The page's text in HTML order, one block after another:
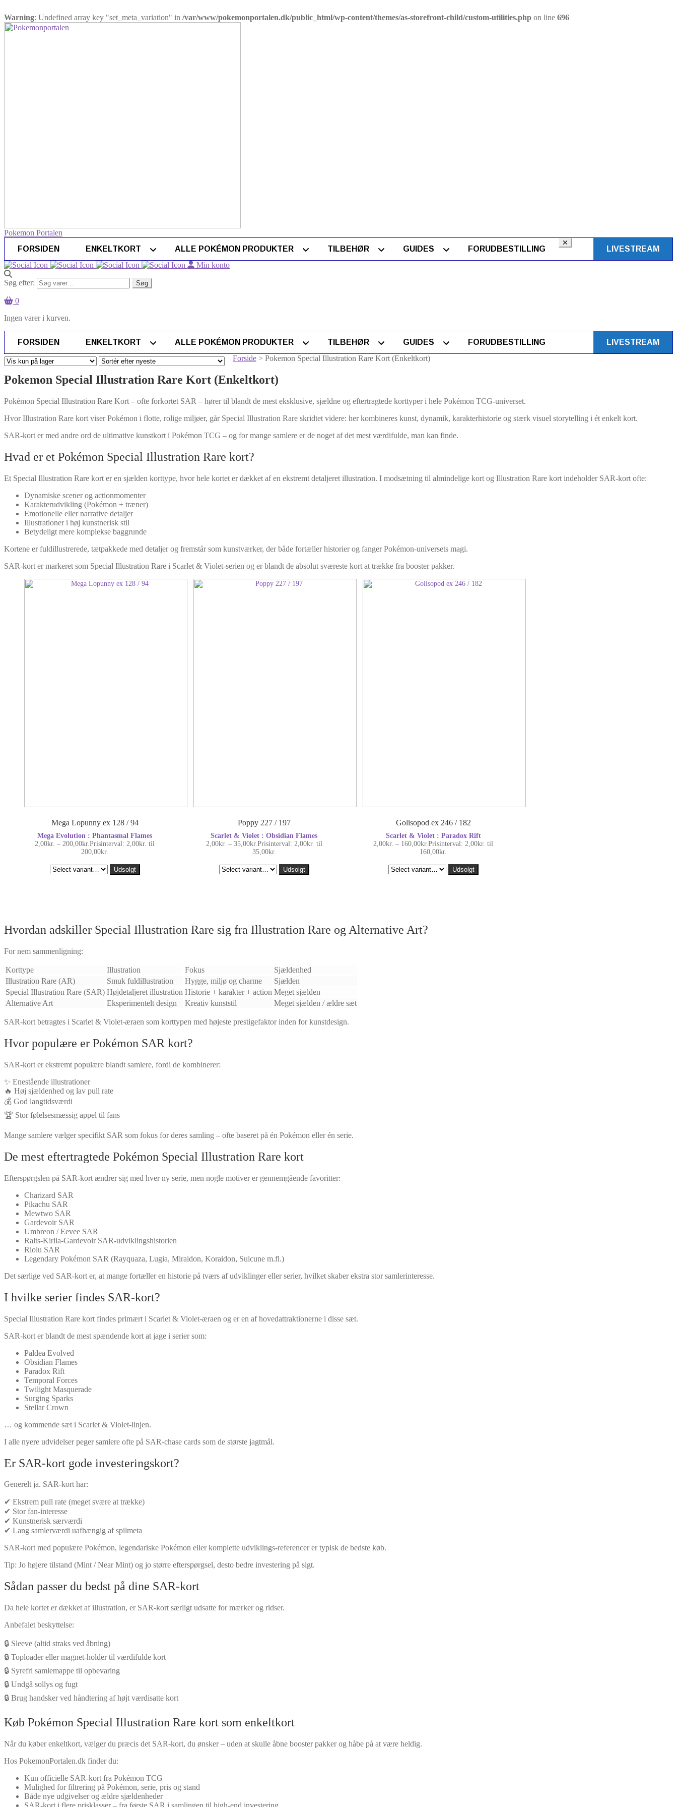
Warning: Undefined array key "set_meta_variation" in /var/www/pokemonportalen.dk/public_html/wp-content/themes/as-storefront-child/custom-utilities.php on line 696
Pokemon Portalen
FORSIDEN
ENKELTKORT ALLE POKÉMON PRODUKTER TILBEHØR GUIDES FORUDBESTILLING
LIVESTREAM
Min konto
Søg efter: Søg
0
Ingen varer i kurven.
FORSIDEN ENKELTKORT ALLE POKÉMON PRODUKTER TILBEHØR GUIDES FORUDBESTILLING
LIVESTREAM
Forside > Pokemon Special Illustration Rare Kort (Enkeltkort)
Pokemon Special Illustration Rare Kort (Enkeltkort)
Pokémon Special Illustration Rare Kort – ofte forkortet SAR – hører til blandt de mest eksklusive, sjældne og eftertragtede korttyper i hele Pokémon TCG-universet.
Hvor Illustration Rare kort viser Pokémon i flotte, rolige miljøer, går Special Illustration Rare skridtet videre: her kombineres kunst, dynamik, karakterhistorie og stærk visuel storytelling i ét enkelt kort.
SAR-kort er med andre ord de ultimative kunstkort i Pokémon TCG – og for mange samlere er de noget af det mest værdifulde, man kan finde.
Hvad er et Pokémon Special Illustration Rare kort?
Et Special Illustration Rare kort er en sjælden korttype, hvor hele kortet er dækket af en ekstremt detaljeret illustration. I modsætning til almindelige kort og Illustration Rare kort indeholder SAR-kort ofte:
Dynamiske scener og actionmomenter
Karakterudvikling (Pokémon + træner)
Emotionelle eller narrative detaljer
Illustrationer i høj kunstnerisk stil
Betydeligt mere komplekse baggrunde
Kortene er fuldillustrerede, tætpakkede med detaljer og fremstår som kunstværker, der både fortæller historier og fanger Pokémon-universets magi.
SAR-kort er markeret som Special Illustration Rare i Scarlet & Violet-serien og er blandt de absolut sværeste kort at trække fra booster pakker.
Mega Lopunny ex 128 / 94
Mega Evolution : Phantasmal Flames
2,00kr. – 200,00kr. Prisinterval: 2,00kr. til
200,00kr.
Udsolgt
Poppy 227 / 197
Scarlet & Violet : Obsidian Flames
2,00kr. – 35,00kr. Prisinterval: 2,00kr. til
35,00kr.
Udsolgt
Golisopod ex 246 / 182
Scarlet & Violet : Paradox Rift
2,00kr. – 160,00kr. Prisinterval: 2,00kr. til
160,00kr.
Udsolgt
Hvordan adskiller Special Illustration Rare sig fra Illustration Rare og Alternative Art?
For nem sammenligning:
Korttype Illustration Fokus
Sjældenhed
Illustration Rare (AR)
Smuk fuldillustration Hygge, miljø og charme
Sjælden
Special Illustration Rare (SAR) Højdetaljeret illustration Historie + karakter + action Meget sjælden
Alternative Art
Eksperimentelt design Kreativ kunststil Meget sjælden / ældre sæt
SAR-kort betragtes i Scarlet & Violet-æraen som korttypen med højeste prestigefaktor inden for kunstdesign.
Hvor populære er Pokémon SAR kort?
SAR-kort er ekstremt populære blandt samlere, fordi de kombinerer:
✨ Enestående illustrationer
🔥 Høj sjældenhed og lav pull rate
💰 God langtidsværdi
🏆 Stor følelsesmæssig appel til fans
Mange samlere vælger specifikt SAR som fokus for deres samling – ofte baseret på én Pokémon eller én serie.
De mest eftertragtede Pokémon Special Illustration Rare kort
Efterspørgslen på SAR-kort ændrer sig med hver ny serie, men nogle motiver er gennemgående favoritter:
Charizard SAR
Pikachu SAR
Mewtwo SAR
Gardevoir SAR
Umbreon / Eevee SAR
Ralts-Kirlia-Gardevoir SAR-udviklingshistorien
Riolu SAR
Legendary Pokémon SAR (Rayquaza, Lugia, Miraidon, Koraidon, Suicune m.fl.)
Det særlige ved SAR-kort er, at mange fortæller en historie på tværs af udviklinger eller serier, hvilket skaber ekstra stor samlerinteresse.
I hvilke serier findes SAR-kort?
Special Illustration Rare kort findes primært i Scarlet & Violet-æraen og er en af hovedattraktionerne i disse sæt.
SAR-kort er blandt de mest spændende kort at jage i serier som:
Paldea Evolved
Obsidian Flames
Paradox Rift
Temporal Forces
Twilight Masquerade
Surging Sparks
Stellar Crown
… og kommende sæt i Scarlet & Violet-linjen.
I alle nyere udvidelser peger samlere ofte på SAR-chase cards som de største jagtmål.
Er SAR-kort gode investeringskort?
Generelt ja. SAR-kort har:
✔ Ekstrem pull rate (meget svære at trække)
✔ Stor fan-interesse
✔ Kunstnerisk særværdi
✔ Lang samlerværdi uafhængig af spilmeta
SAR-kort med populære Pokémon, legendariske Pokémon eller komplette udviklings-referencer er typisk de bedste køb.
Tip: Jo højere tilstand (Mint / Near Mint) og jo større efterspørgsel, desto bedre investering på sigt.
Sådan passer du bedst på dine SAR-kort
Da hele kortet er dækket af illustration, er SAR-kort særligt udsatte for mærker og ridser.
Anbefalet beskyttelse:
🔒 Sleeve (altid straks ved åbning)
🔒 Toploader eller magnet-holder til værdifulde kort
🔒 Syrefri samlemappe til opbevaring
🔒 Undgå sollys og fugt
🔒 Brug handsker ved håndtering af højt værdisatte kort
Køb Pokémon Special Illustration Rare kort som enkeltkort
Når du køber enkeltkort, vælger du præcis det SAR-kort, du ønsker – uden at skulle åbne booster pakker og håbe på at være heldig.
Hos PokemonPortalen.dk finder du:
Kun officielle SAR-kort fra Pokémon TCG
Mulighed for filtrering på Pokémon, serie, pris og stand
Både nye udgivelser og ældre sjældenheder
SAR-kort i flere prisklasser – fra første SAR i samlingen til high-end investering